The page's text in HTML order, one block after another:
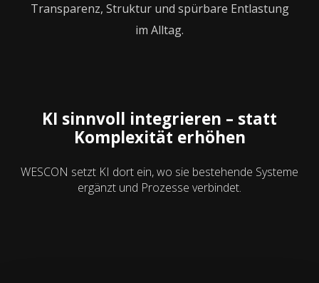
Transparenz, Struktur und spürbare Entlastung
im Alltag.
KI sinnvoll integrieren – statt
Komplexität erhöhen
WESCON setzt KI dort ein, wo sie bestehende Systeme
ergänzt und Prozesse verbindet.